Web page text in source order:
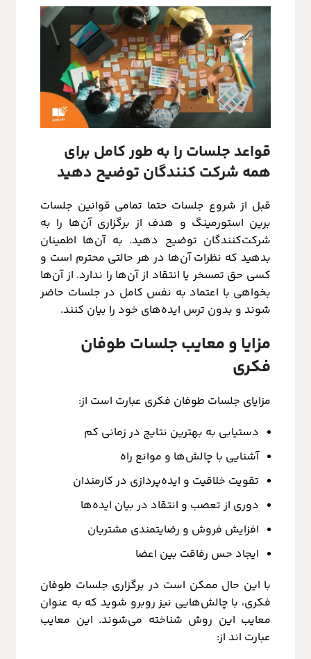
قواعد جلسات را به طور کامل برای
همه شرکت کنندگان توضیح دهید
قبل از شروع جلسات حتما تمامی قوانین جلسات
برین استورمینگ و هدف از برگزاری آن‌ها را به
شرکت‌کنندگان توضیح دهید. به آن‌ها اطمینان
بدهید که نظرات آن‌ها در هر حالتی محترم است و
کسی حق تمسخر یا انتقاد از آن‌ها را ندارد. از آن‌ها
بخواهی با اعتماد به نفس کامل در جلسات حاضر
شوند و بدون ترس ایده‌های خود را بیان کنند.
مزایا و معایب جلسات طوفان
فکری
مزایای جلسات طوفان فکری عبارت است از:
دستیابی به بهترین نتایج در زمانی کم
آشنایی با چالش‌ها و موانع راه
تقویت خلاقیت و ایده‌پردازی در کارمندان
دوری از تعصب و انتقاد در بیان ایده‌ها
افزایش فروش و رضایتمندی مشتریان
ایجاد حس رفاقت بین اعضا
با این حال ممکن است در برگزاری جلسات طوفان
فکری، با چالش‌هایی نیز روبرو شوید که به عنوان
معایب این روش شناخته می‌شوند. این معایب
عبارت اند از: